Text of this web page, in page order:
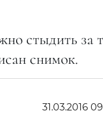
стыдить за
снимок.
31.03.2016